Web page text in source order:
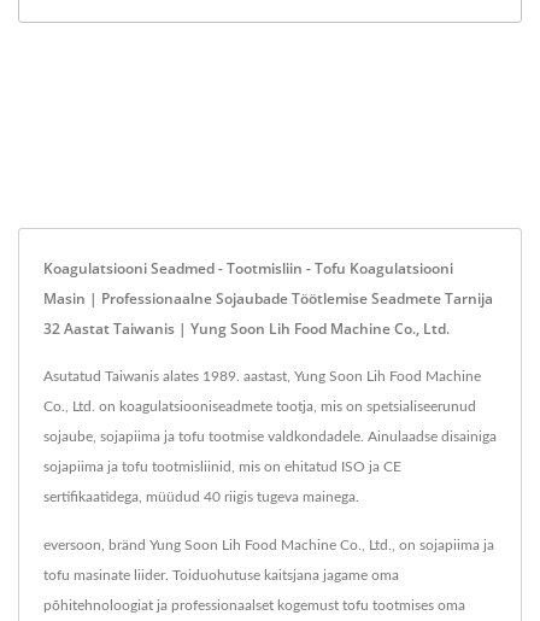
Koagulatsiooni Seadmed - Tootmisliin - Tofu Koagulatsiooni
Masin | Professionaalne Sojaubade Töötlemise Seadmete Tarnija
32 Aastat Taiwanis | Yung Soon Lih Food Machine Co., Ltd.
Asutatud Taiwanis alates 1989. aastast, Yung Soon Lih Food Machine
Co., Ltd. on koagulatsiooniseadmete tootja, mis on spetsialiseerunud
sojaube, sojapiima ja tofu tootmise valdkondadele. Ainulaadse disainiga
sojapiima ja tofu tootmisliinid, mis on ehitatud ISO ja CE
sertifikaatidega, müüdud 40 riigis tugeva mainega.
eversoon, bränd Yung Soon Lih Food Machine Co., Ltd., on sojapiima ja
tofu masinate liider. Toiduohutuse kaitsjana jagame oma
põhitehnoloogiat ja professionaalset kogemust tofu tootmises oma